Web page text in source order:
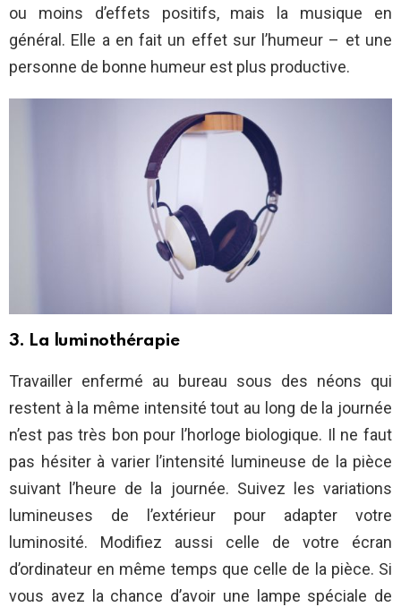
ou moins d’effets positifs, mais la musique en
général. Elle a en fait un effet sur l’humeur – et une
personne de bonne humeur est plus productive.
3. La luminothérapie
Travailler enfermé au bureau sous des néons qui
restent à la même intensité tout au long de la journée
n’est pas très bon pour l’horloge biologique. Il ne faut
pas hésiter à varier l’intensité lumineuse de la pièce
suivant l’heure de la journée. Suivez les variations
lumineuses de l’extérieur pour adapter votre
luminosité. Modifiez aussi celle de votre écran
d’ordinateur en même temps que celle de la pièce. Si
vous avez la chance d’avoir une lampe spéciale de